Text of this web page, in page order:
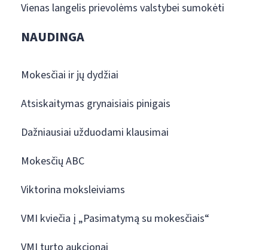
Vienas langelis prievolėms valstybei sumokėti
NAUDINGA
Mokesčiai ir jų dydžiai
Atsiskaitymas grynaisiais pinigais
Dažniausiai užduodami klausimai
Mokesčių ABC
Viktorina moksleiviams
VMI kviečia į „Pasimatymą su mokesčiais“